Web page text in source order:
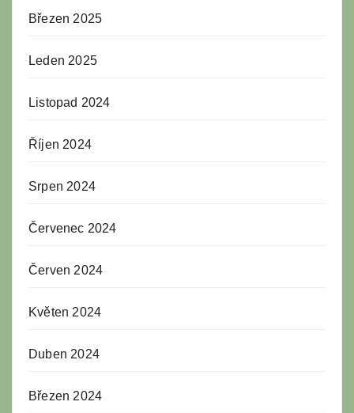
Březen 2025
Leden 2025
Listopad 2024
Říjen 2024
Srpen 2024
Červenec 2024
Červen 2024
Květen 2024
Duben 2024
Březen 2024